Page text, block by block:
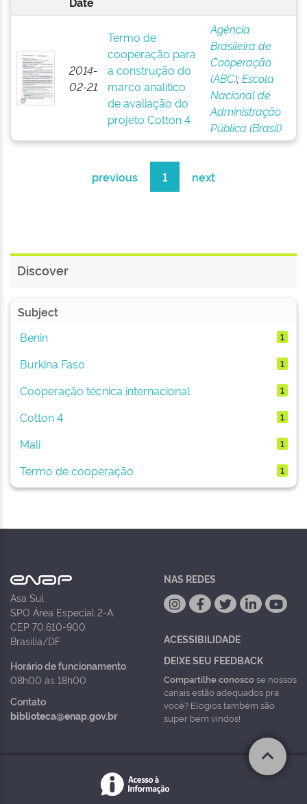
2014-
02-21
Termo de
cooperação para
a construção do
marco analítico
de avaliação do
projeto Cotton 4
Agência
Brasileira de
Cooperação
(ABC);Escola
Nacional de
Administração
Pública (Brasil)
previous 1 next
Discover
Subject
Benin
1
Burkina Faso 1
Cooperação técnica internacional 1
Cotton 4 1
Mali 1
Termo de cooperação 1
Asa Sul
SPO Área Especial 2-A
CEP 70.610-900
Brasília/DF
Horário de funcionamento
08h00 às 18h00
Contato
biblioteca@enap.gov.br
NAS REDES
ACESSIBILIDADE
DEIXE SEU FEEDBACK
Compartilhe conoscose nossos
canais estão adequados pra
você? Elogios também são
super bem vindos!